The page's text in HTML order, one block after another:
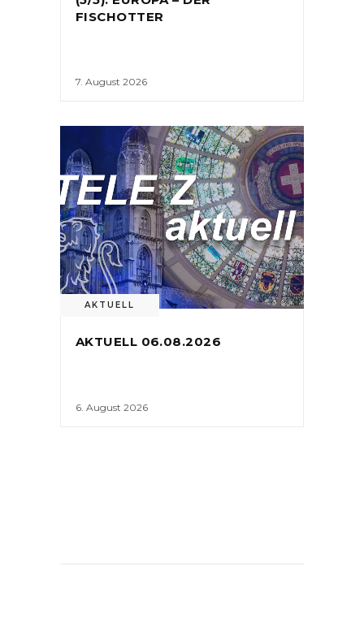
FISCHOTTER
7. August 2026
AKTUELL
AKTUELL 06.08.2026
6. August 2026